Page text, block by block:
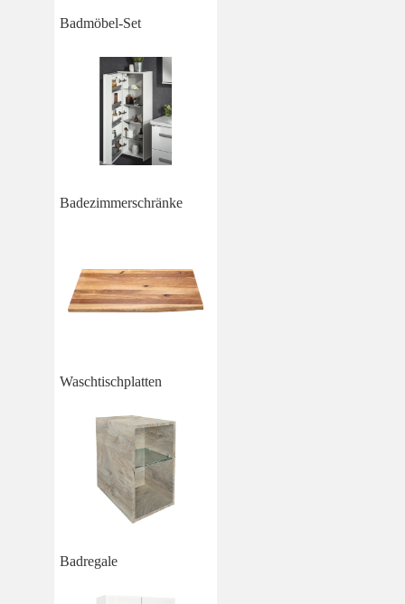
Badmöbel-Set
Badezimmerschränke
Waschtischplatten
Badregale